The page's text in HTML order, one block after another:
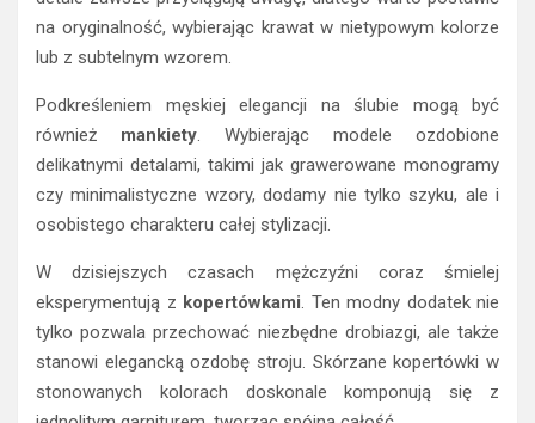
na oryginalność, wybierając krawat w nietypowym kolorze
lub z subtelnym wzorem.
Podkreśleniem męskiej elegancji na ślubie mogą być
również mankiety. Wybierając modele ozdobione
delikatnymi detalami, takimi jak grawerowane monogramy
czy minimalistyczne wzory, dodamy nie tylko szyku, ale i
osobistego charakteru całej stylizacji.
W dzisiejszych czasach mężczyźni coraz śmielej
eksperymentują z kopertówkami. Ten modny dodatek nie
tylko pozwala przechować niezbędne drobiazgi, ale także
stanowi elegancką ozdobę stroju. Skórzane kopertówki w
stonowanych kolorach doskonale komponują się z